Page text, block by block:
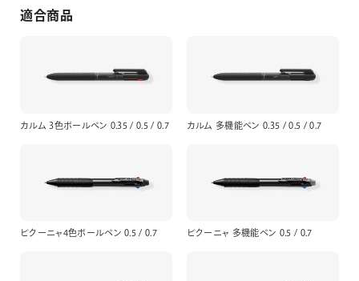
適合商品
カルム 3色ボールペン 0.35 / 0.5 / 0.7 カルム 多機能ペン 0.35 / 0.5 / 0.7
ビクーニャ4色ボールペン 0.5 / 0.7 ビクーニャ 多機能ペン 0.5 / 0.7